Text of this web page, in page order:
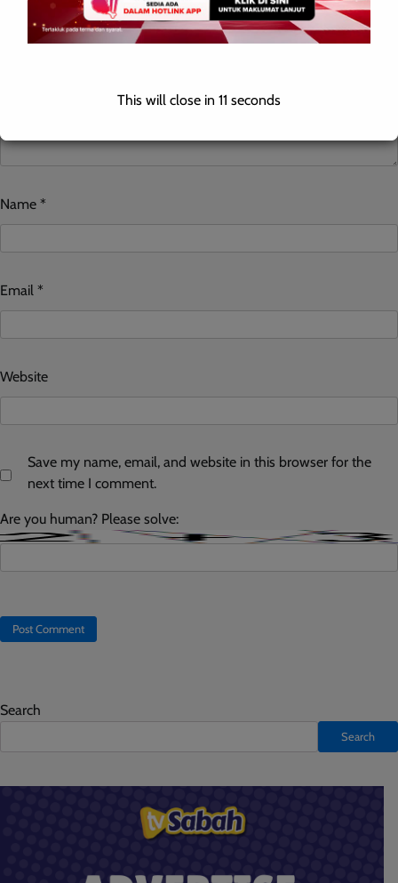
Name *
Email *
Website
Save my name, email, and website in this browser for the
next time I comment.
Are you human? Please solve:
Search
Search
This will close in 10 seconds